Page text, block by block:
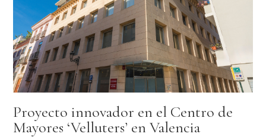
Proyecto innovador en el Centro de
Mayores ‘Velluters’ en Valencia